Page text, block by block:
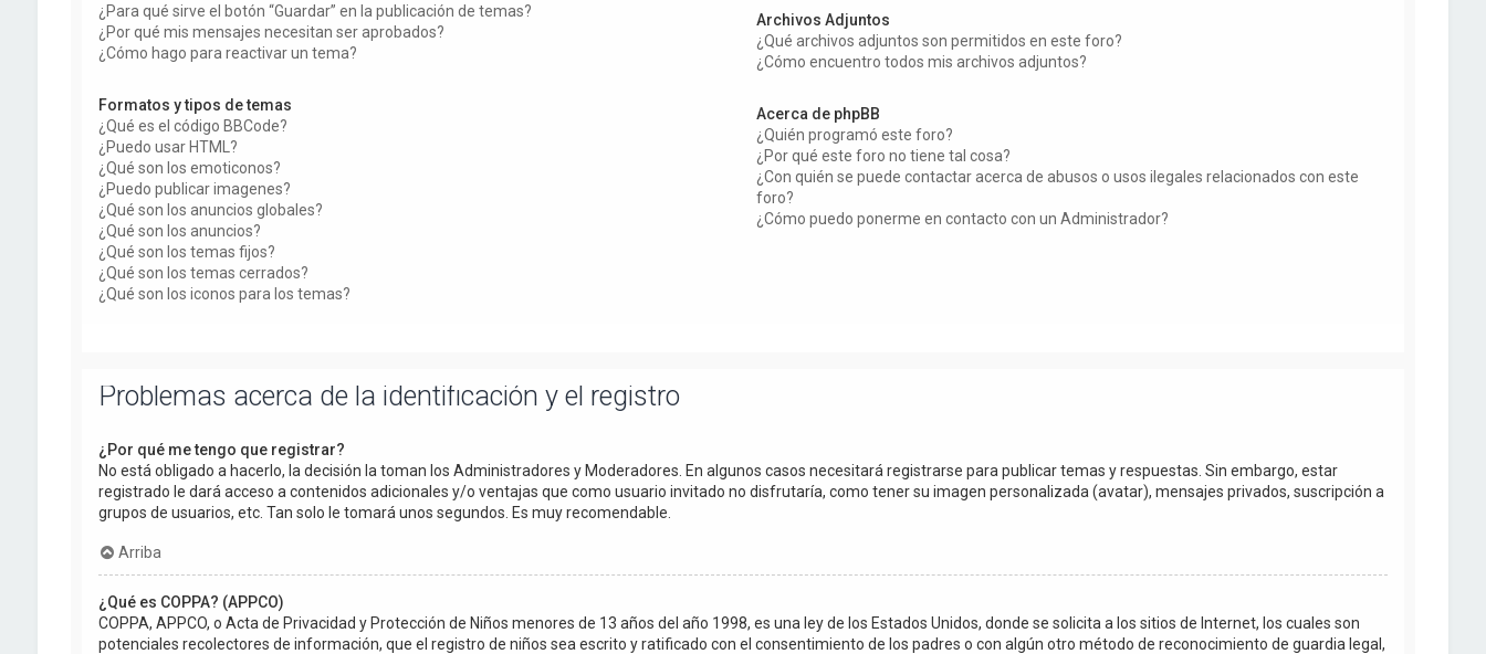
¿Para qué sirve el botón “Guardar” en la publicación de temas?
¿Por qué mis mensajes necesitan ser aprobados?
¿Cómo hago para reactivar un tema?
Formatos y tipos de temas
¿Qué es el código BBCode?
¿Puedo usar HTML?
¿Qué son los emoticonos?
¿Puedo publicar imagenes?
¿Qué son los anuncios globales?
¿Qué son los anuncios?
¿Qué son los temas fijos?
¿Qué son los temas cerrados?
¿Qué son los iconos para los temas?
Archivos Adjuntos
¿Qué archivos adjuntos son permitidos en este foro?
¿Cómo encuentro todos mis archivos adjuntos?
Acerca de phpBB
¿Quién programó este foro?
¿Por qué este foro no tiene tal cosa?
¿Con quién se puede contactar acerca de abusos o usos ilegales relacionados con este
foro?
¿Cómo puedo ponerme en contacto con un Administrador?
Problemas acerca de la identificación y el registro
¿Por qué me tengo que registrar?
No está obligado a hacerlo, la decisión la toman los Administradores y Moderadores. En algunos casos necesitará registrarse para publicar temas y respuestas. Sin embargo, estar
registrado le dará acceso a contenidos adicionales y/o ventajas que como usuario invitado no disfrutaría, como tener su imagen personalizada (avatar), mensajes privados, suscripción a
grupos de usuarios, etc. Tan solo le tomará unos segundos. Es muy recomendable.
Arriba
¿Qué es COPPA? (APPCO)
COPPA, APPCO, o Acta de Privacidad y Protección de Niños menores de 13 años del año 1998, es una ley de los Estados Unidos, donde se solicita a los sitios de Internet, los cuales son
potenciales recolectores de información, que el registro de niños sea escrito y ratificado con el consentimiento de los padres o con algún otro método de reconocimiento de guardia legal,